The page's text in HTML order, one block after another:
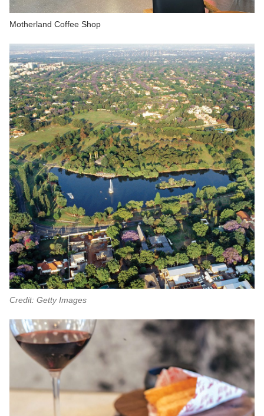
Motherland Coffee Shop
Credit: Getty Images